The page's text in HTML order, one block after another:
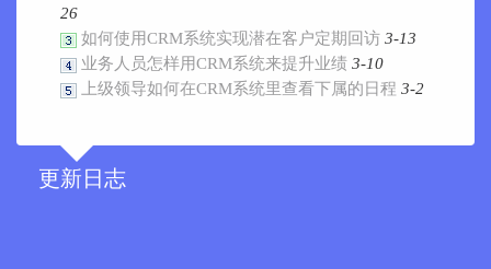
26
如何使用CRM系统实现潜在客户定期回访 3-13
业务人员怎样用CRM系统来提升业绩 3-10
上级领导如何在CRM系统里查看下属的日程 3-2
更新日志